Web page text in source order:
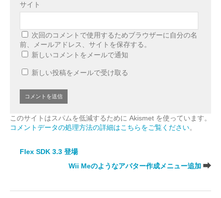
サイト
次回のコメントで使用するためブラウザーに自分の名
前、メールアドレス、サイトを保存する。
新しいコメントをメールで通知
新しい投稿をメールで受け取る
このサイトはスパムを低減するために Akismet を使っています。
コメントデータの処理方法の詳細はこちらをご覧ください。
Flex SDK 3.3 登場
Wii Meのようなアバター作成メニュー追加